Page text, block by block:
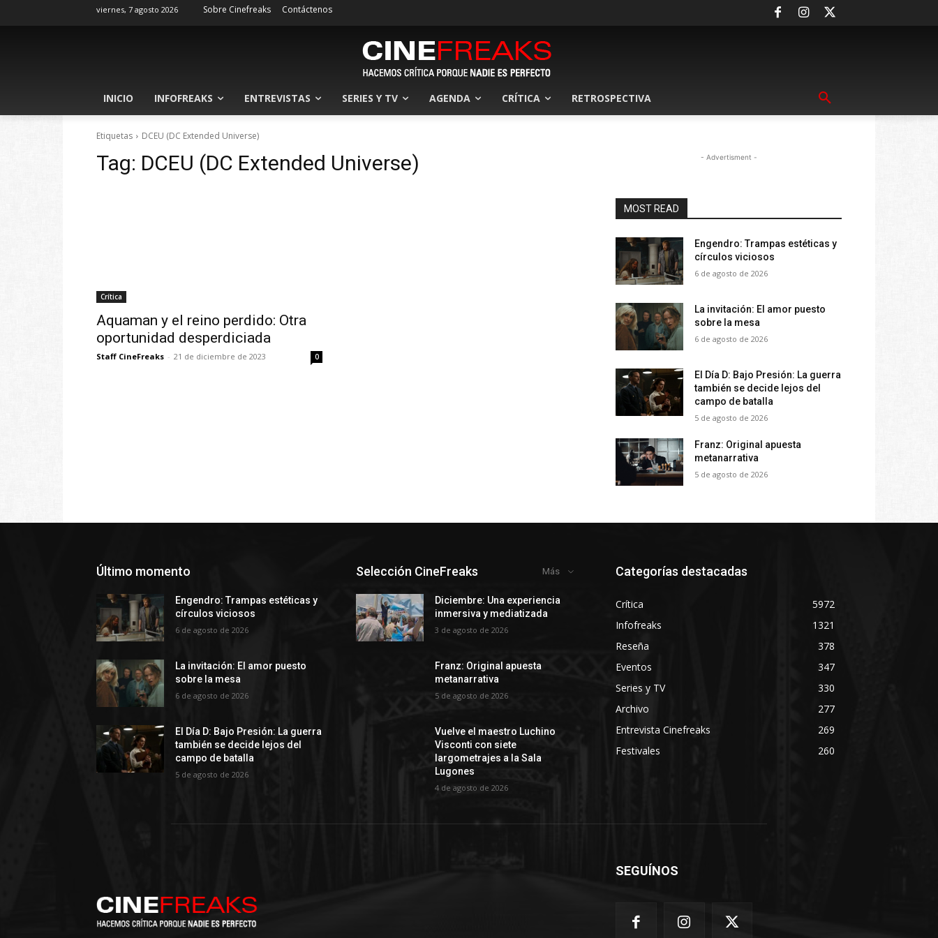
viernes, 7 agosto 2026 Sobre Cinefreaks Contáctenos
INICIO INFOFREAKS ENTREVISTAS SERIES Y TV AGENDA CRÍTICA RETROSPECTIVA
Etiquetas DCEU (DC Extended Universe)
Tag: DCEU (DC Extended Universe)
Crítica
Aquaman y el reino perdido: Otra
oportunidad desperdiciada
Staff CineFreaks - 21 de diciembre de 2023 0
- Advertisment -
MOST READ
Engendro: Trampas estéticas y
círculos viciosos
6 de agosto de 2026
La invitación: El amor puesto
sobre la mesa
6 de agosto de 2026
El Día D: Bajo Presión: La guerra
también se decide lejos del
campo de batalla
5 de agosto de 2026
Franz: Original apuesta
metanarrativa
5 de agosto de 2026
Último momento
Engendro: Trampas estéticas y
círculos viciosos
6 de agosto de 2026
La invitación: El amor puesto
sobre la mesa
6 de agosto de 2026
El Día D: Bajo Presión: La guerra
también se decide lejos del
campo de batalla
5 de agosto de 2026
Selección CineFreaks Más
Diciembre: Una experiencia
inmersiva y mediatizada
3 de agosto de 2026
Franz: Original apuesta
metanarrativa
5 de agosto de 2026
Vuelve el maestro Luchino
Visconti con siete
largometrajes a la Sala
Lugones
4 de agosto de 2026
Categorías destacadas
Crítica
5972
Infofreaks
1321
Reseña
378
Eventos
347
Series y TV
330
Archivo
277
Entrevista Cinefreaks
269
Festivales
260
SEGUÍNOS